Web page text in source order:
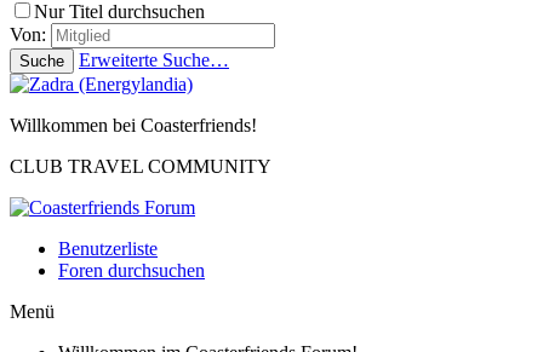
Nur Titel durchsuchen
Von:
Suche Erweiterte Suche…
Willkommen bei Coasterfriends!
CLUB TRAVEL COMMUNITY
Benutzerliste
Foren durchsuchen
Menü